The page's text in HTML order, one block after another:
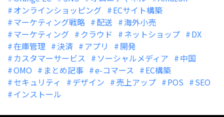
オンラインショッピング
ECサイト構築
マーケティング戦略
配送
海外小売
マーケティング
クラウド ネットショップ
DX
在庫管理
決済 アプリ
開発
カスタマーサービス
ソーシャルメディア
中国
OMO
まとめ記事 e-コマース
EC構築
セキュリティ
デザイン 売上アップ POS
SEO
インストール